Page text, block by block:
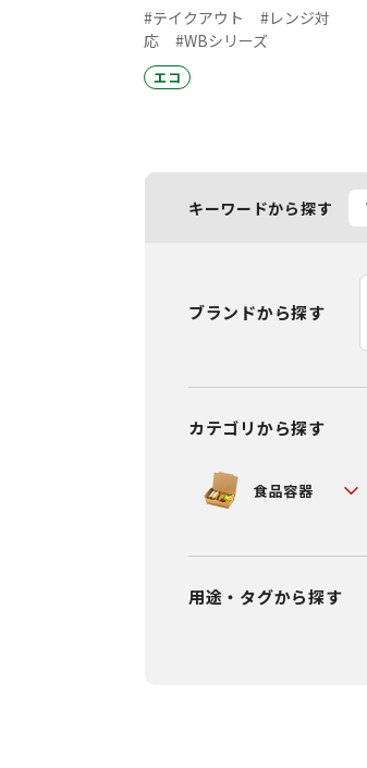
#テイクアウト
#レンジ対
応
#WBシリーズ
エコ
キーワードから探す
ブランドから探す
カテゴリから探す
食品容器
用途・タグから探す